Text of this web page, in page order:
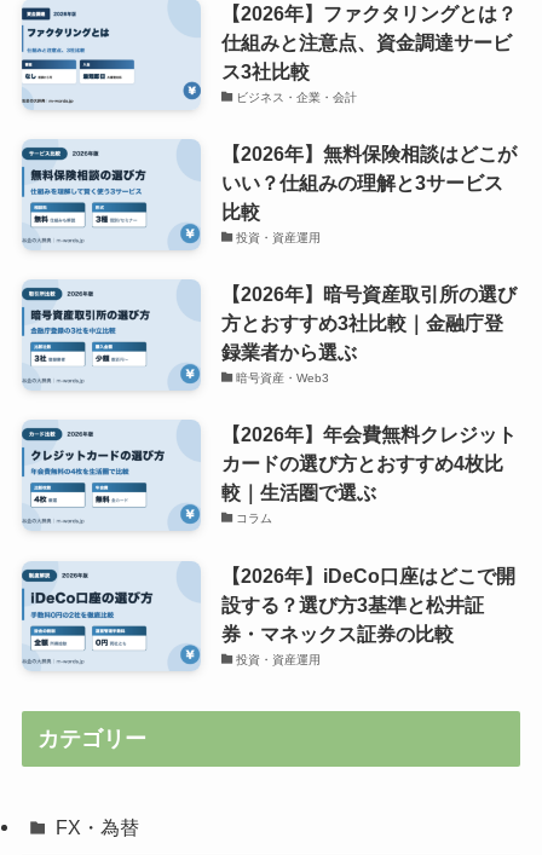
【2026年】ファクタリングとは？
仕組みと注意点、資金調達サービ
ス3社比較
ビジネス・企業・会計
【2026年】無料保険相談はどこが
いい？仕組みの理解と3サービス
比較
投資・資産運用
【2026年】暗号資産取引所の選び
方とおすすめ3社比較｜金融庁登
録業者から選ぶ
暗号資産・Web3
【2026年】年会費無料クレジット
カードの選び方とおすすめ4枚比
較｜生活圏で選ぶ
コラム
【2026年】iDeCo口座はどこで開
設する？選び方3基準と松井証
券・マネックス証券の比較
投資・資産運用
カテゴリー
FX・為替